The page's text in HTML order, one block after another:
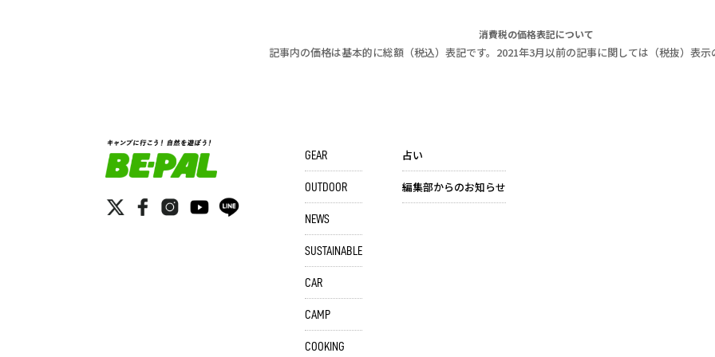
消費税の価格表記について
記事内の価格は基本的に総額（税込）表記です。2021年3月以前の記事に関しては（税抜）表示
GEAR
OUTDOOR
NEWS
SUSTAINABLE
CAR
CAMP
COOKING
占い
編集部からのお知らせ